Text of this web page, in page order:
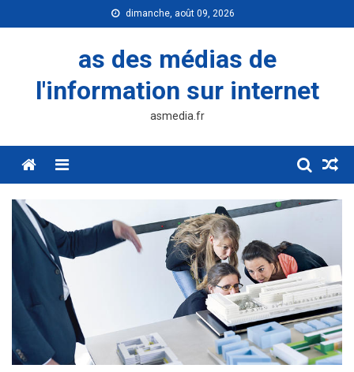
to
dimanche, août 09, 2026
as des médias de
l'information sur internet
asmedia.fr
Menu